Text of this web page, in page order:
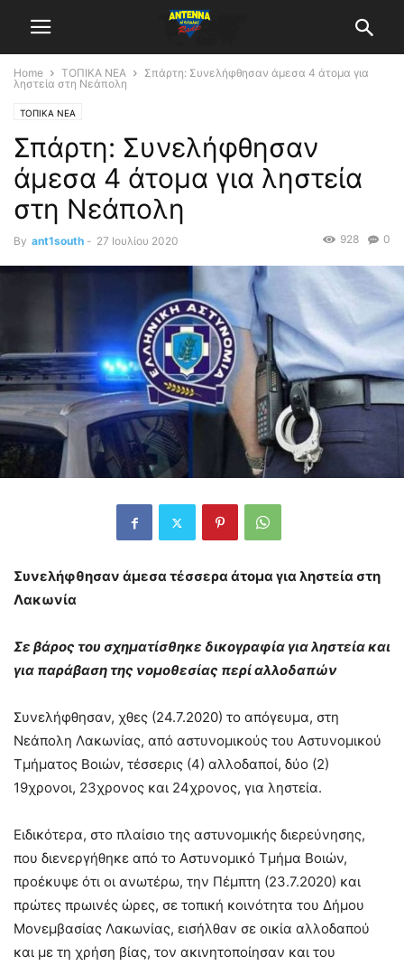
Home ΤΟΠΙΚΑ ΝΕΑ
Σπάρτη: Συνελήφθησαν άμεσα 4 άτομα για
ληστεία στη Νεάπολη
ΤΟΠΙΚΑ ΝΕΑ
Σπάρτη: Συνελήφθησαν
άμεσα 4 άτομα για ληστεία
στη Νεάπολη
By ant1south - 27 Ιουλίου 2020 0
928
Συνελήφθησαν άμεσα τέσσερα άτομα για ληστεία στη
Λακωνία
Σε βάρος του σχηματίσθηκε δικογραφία για ληστεία και
για παράβαση της νομοθεσίας περί αλλοδαπών
Συνελήφθησαν, χθες (24.7.2020) το απόγευμα, στη
Νεάπολη Λακωνίας, από αστυνομικούς του Αστυνομικού
Τμήματος Βοιών, τέσσερις (4) αλλοδαποί, δύο (2)
19χρονοι, 23χρονος και 24χρονος, για ληστεία.
Ειδικότερα, στο πλαίσιο της αστυνομικής διερεύνησης,
που διενεργήθηκε από το Αστυνομικό Τμήμα Βοιών,
προέκυψε ότι οι ανωτέρω, την Πέμπτη (23.7.2020) και
πρώτες πρωινές ώρες, σε τοπική κοινότητα του Δήμου
Μονεμβασίας Λακωνίας, εισήλθαν σε οικία αλλοδαπού
και με τη χρήση βίας, τον ακινητοποίησαν και του